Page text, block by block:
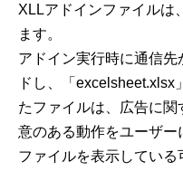
XLLアドインファイルは
ます。
アドイン実行時に通信
ドし、「excelsheet.xlsx
たファイルは、広告に
意のある動作をユーザ
ファイルを表示している